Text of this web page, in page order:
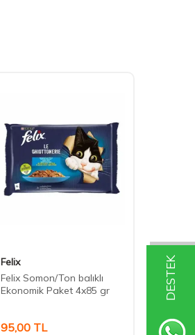
DESTEK
Felix
Felix Somon/Ton balıklı
Ekonomik Paket 4x85 gr
95,00 TL
Cute
Cute